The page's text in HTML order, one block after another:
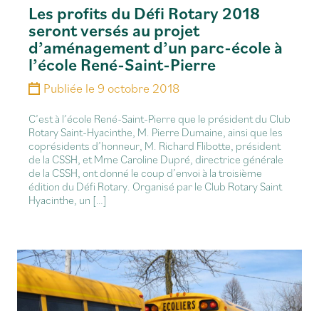
Les profits du Défi Rotary 2018
seront versés au projet
d’aménagement d’un parc-école à
l’école René-Saint-Pierre
Publiée le 9 octobre 2018
C’est à l’école René-Saint-Pierre que le président du Club
Rotary Saint-Hyacinthe, M. Pierre Dumaine, ainsi que les
coprésidents d’honneur, M. Richard Flibotte, président
de la CSSH, et Mme Caroline Dupré, directrice générale
de la CSSH, ont donné le coup d’envoi à la troisième
édition du Défi Rotary. Organisé par le Club Rotary Saint
Hyacinthe, un […]